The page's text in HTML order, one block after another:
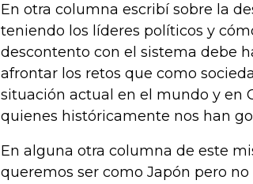
En otra columna escribí sobre la
teniendo los líderes políticos y
descontento con el sistema debe
afrontar los retos que como
situación actual en el mundo y en
quienes históricamente nos han
En alguna otra columna de este
queremos ser como Japón pero